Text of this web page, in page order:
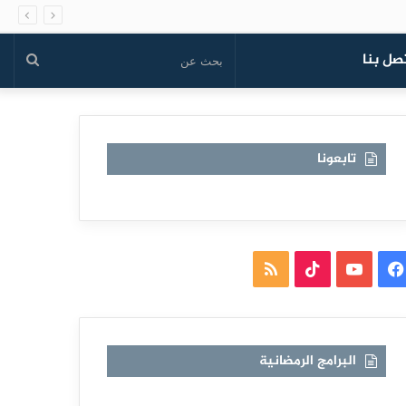
بنا بحث
تابعونا
فيسبوكيوتيوب TikTokملخص
البرامج الرمضانية